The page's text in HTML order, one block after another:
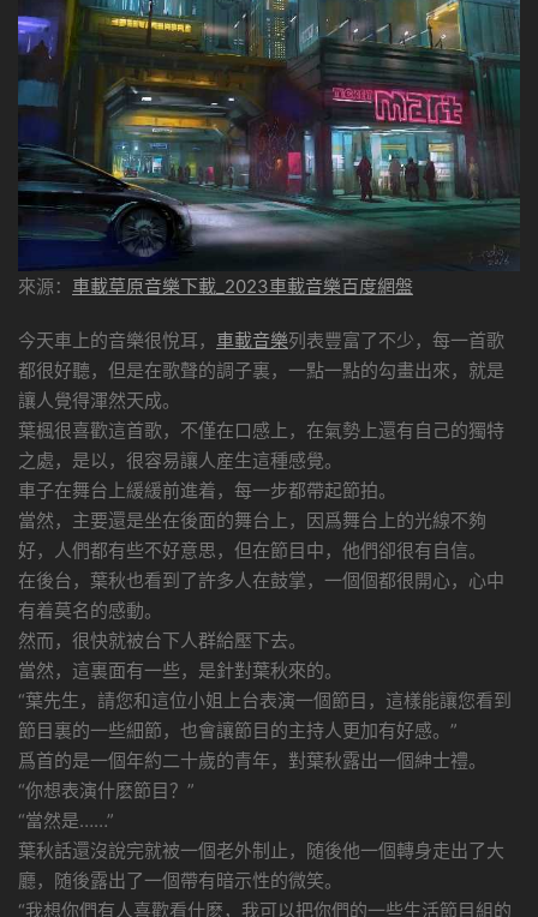
來源： 車載草原音樂下載_2023車載音樂百度網盤
今天車上的音樂很悅耳， 車載音樂列表豐富了不少，每一首歌
都很好聽，但是在歌聲的調子裏，一點一點的勾畫出來，就是
讓人覺得渾然天成。
葉楓很喜歡這首歌，不僅在口感上，在氣勢上還有自己的獨特
之處，是以，很容易讓人産生這種感覺。
車子在舞台上緩緩前進着，每一步都帶起節拍。
當然，主要還是坐在後面的舞台上，因爲舞台上的光線不夠
好，人們都有些不好意思，但在節目中，他們卻很有自信。
在後台，葉秋也看到了許多人在鼓掌，一個個都很開心，心中
有着莫名的感動。
然而，很快就被台下人群給壓下去。
當然，這裏面有一些，是針對葉秋來的。
“葉先生，請您和這位小姐上台表演一個節目，這樣能讓您看到
節目裏的一些細節，也會讓節目的主持人更加有好感。”
爲首的是一個年約二十歲的青年，對葉秋露出一個紳士禮。
“你想表演什麽節目？”
“當然是……”
葉秋話還沒說完就被一個老外制止，随後他一個轉身走出了大
廳，随後露出了一個帶有暗示性的微笑。
“我想你們有人喜歡看什麽，我可以把你們的一些生活節目組的